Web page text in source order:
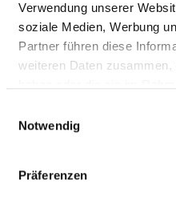
Verwendung unserer
soziale Medien, Werbung
Partner führen diese
weiteren Daten
Notwendig
Präferenzen
Klinikum
Osnabrück GmbH
49076 Osnabrück
Kinderhospital
49076 Osnabrück